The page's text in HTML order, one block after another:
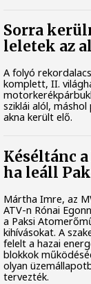
Sorra
leletek az
A folyó
komplett, II.
sziklái alól,
akna került elő.
Késéltánc
ha leáll
Mártha Imre, az
ATV-n Rónai
a Paksi
kihívásokat. A
felelt a hazai
blokkok
olyan
tervezték.